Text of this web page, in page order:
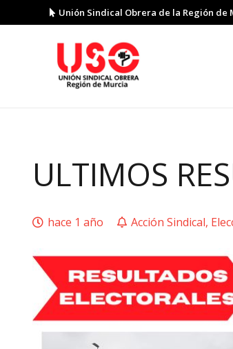
Unión Sindical Obrera de la Región de
ULTIMOS
hace 1 año Acción Sindical,